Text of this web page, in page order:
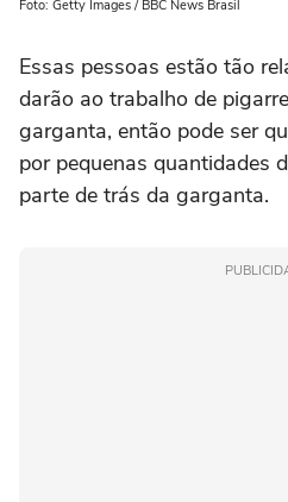
Foto: Getty Images / BBC News Brasil
Essas pessoas estão tão
darão ao trabalho de
garganta, então pode ser
por pequenas quantidades
parte de trás da garganta.